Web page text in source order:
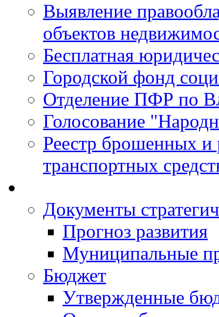
Выявление
объектов
Бесплатная
Городской фонд
Отделение ПФР по
Голосование
Реестр брошенных и
транспортных
Документы
Прогноз развития
Муниципальные
Бюджет
Утвержденные